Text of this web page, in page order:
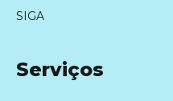
SIGA
Serviços